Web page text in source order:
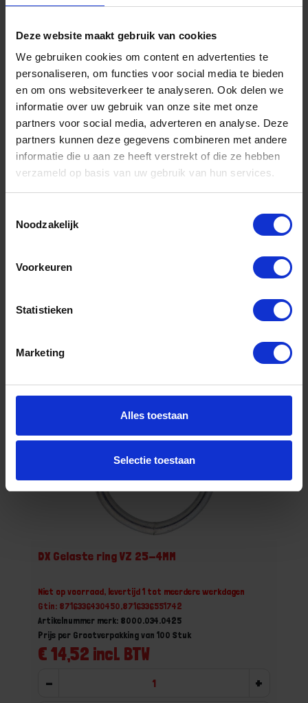
Deze website maakt gebruik van cookies
We gebruiken cookies om content en advertenties te
personaliseren, om functies voor social media te bieden
en om ons websiteverkeer te analyseren. Ook delen we
informatie over uw gebruik van onze site met onze
partners voor social media, adverteren en analyse. Deze
partners kunnen deze gegevens combineren met andere
informatie die u aan ze heeft verstrekt of die ze hebben
verzameld op basis van uw gebruik van hun services.
Noodzakelijk
Voorkeuren
Statistieken
Marketing
Alles toestaan
Selectie toestaan
DX Gelaste ring VZ 25-3MM
Gtin: 8716336430351,8716336551735
€ 13,31 incl. BTW
+
Bestel nu!
DX Gelaste ring VZ 25-4MM
Niet op voorraad, levertijd 1 tot meerdere werkdagen
Gtin: 8716336430450,8716336551742
Artikelnummer merk: 8000.034.0425
€ 14,52 incl. BTW
Prijs per Grootverpakking van 100 Stuk
- +